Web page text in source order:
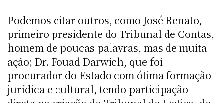
Podemos citar outros, como José Renato,
primeiro presidente do Tribunal de Contas,
homem de poucas palavras, mas de muita
ação; Dr. Fouad Darwich, que foi
procurador do Estado com ótima formação
jurídica e cultural, tendo participação